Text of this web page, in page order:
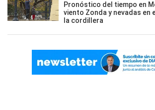
Pronóstico del tiempo en
viento Zonda y nevadas en
la cordillera